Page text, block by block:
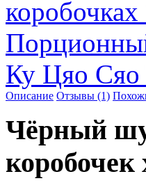
коробочках
Ку Цяо Сяо
Описание Отзывы (1)
Чёрный шу